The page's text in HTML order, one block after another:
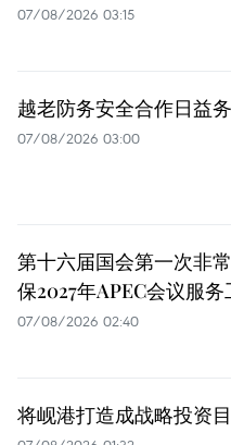
07/08/2026 03:15
越老防务安全合作日益
07/08/2026 03:00
第十六届国会第一次非
保2027年APEC会议服
07/08/2026 02:40
将岘港打造成战略投资